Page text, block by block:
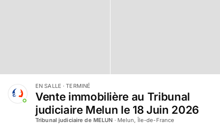
EN SALLE · TERMINÉ
Vente immobilière au Tribunal
judiciaire Melun le 18 Juin 2026
Tribunal judiciaire de MELUN · Melun, Île-de-France